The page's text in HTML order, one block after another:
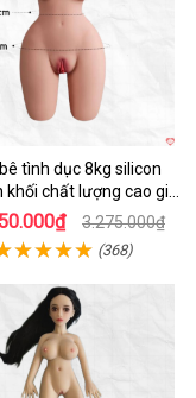
tình dục 8kg silicon
khối chất lượng cao giá
tốt
3.275.000₫
(368)